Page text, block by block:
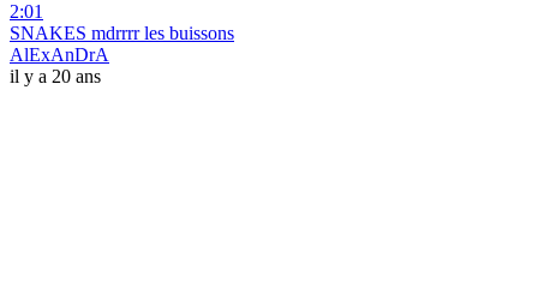
2:01
SNAKES mdrrrr les buissons
AlExAnDrA
il y a 20 ans